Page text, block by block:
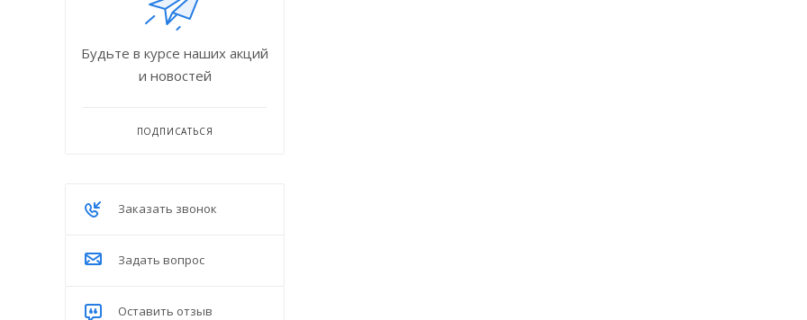
Будьте в курсе наших акций
и новостей
ПОДПИСАТЬСЯ
Заказать звонок
Задать вопрос
Оставить отзыв